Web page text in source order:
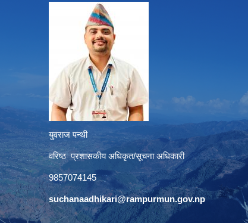
युवराज पन्थी
वरिष्ठ प्रशासकीय अधिकृत/सूचना अधिकारी
9857074145
suchanaadhikari@rampurmun.gov.np